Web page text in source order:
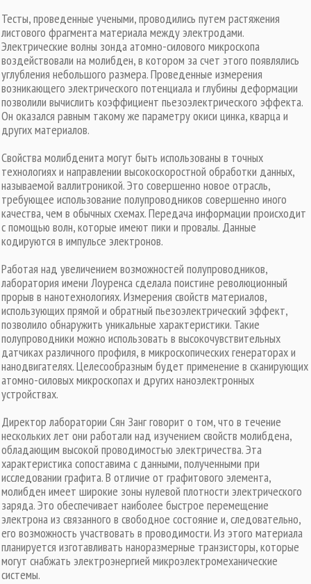
Тесты, проведенные учеными, проводились путем растяжения
листового фрагмента материала между электродами.
Электрические волны зонда атомно-силового микроскопа
воздействовали на молибден, в котором за счет этого появлялись
углубления небольшого размера. Проведенные измерения
возникающего электрического потенциала и глубины деформации
позволили вычислить коэффициент пьезоэлектрического эффекта.
Он оказался равным такому же параметру окиси цинка, кварца и
других материалов.
Свойства молибденита могут быть использованы в точных
технологиях и направлении высокоскоростной обработки данных,
называемой валлитроникой. Это совершенно новое отрасль,
требующее использование полупроводников совершенно иного
качества, чем в обычных схемах. Передача информации происходит
с помощью волн, которые имеют пики и провалы. Данные
кодируются в импульсе электронов.
Работая над увеличением возможностей полупроводников,
лаборатория имени Лоуренса сделала поистине революционный
прорыв в нанотехнологиях. Измерения свойств материалов,
использующих прямой и обратный пьезоэлектрический эффект,
позволило обнаружить уникальные характеристики. Такие
полупроводники можно использовать в высокочувствительных
датчиках различного профиля, в микроскопических генераторах и
нанодвигателях. Целесообразным будет применение в сканирующих
атомно-силовых микроскопах и других наноэлектронных
устройствах.
Директор лаборатории Сян Занг говорит о том, что в течение
нескольких лет они работали над изучением свойств молибдена,
обладающим высокой проводимостью электричества. Эта
характеристика сопоставима с данными, полученными при
исследовании графита. В отличие от графитового элемента,
молибден имеет широкие зоны нулевой плотности электрического
заряда. Это обеспечивает наиболее быстрое перемещение
электрона из связанного в свободное состояние и, следовательно,
его возможность участвовать в проводимости. Из этого материала
планируется изготавливать наноразмерные транзисторы, которые
могут снабжать электроэнергией микроэлектромеханические
системы.